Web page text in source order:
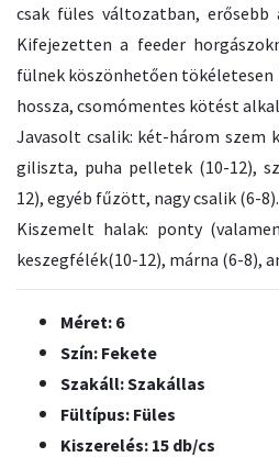
csak füles változatban,
Kifejezetten a feeder
fülnek köszönhetően
hossza, csomómentes kötést
Javasolt csalik: két-három szem
giliszta, puha pelletek (10-12),
12), egyéb fűzött, nagy csalik (6-8).
Kiszemelt halak: ponty
keszegfélék(10-12), márna (6-8),
Méret: 6
Szín: Fekete
Szakáll: Szakállas
Fültípus: Füles
Kiszerelés: 15 db/cs